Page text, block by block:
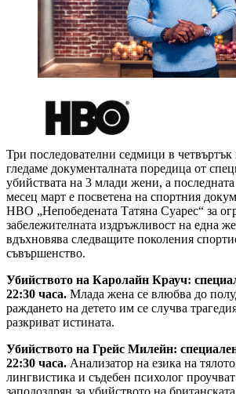
Три последователни седмици в
гледаме документалната поредица от
убийствата на 3 млади жени, а
месец март е посветена на спортния
HBO „Непобедената Татяна Суарес“ за
забележителната издръжливост на една
вдъхновява следващите поколения
съвършенство.
Убийството на Каролайн Крауч:
22:30 часа. Млада жена се влюбва до
раждането на детето им се случва
разкриват истината.
Убийството на Грейс Милейн:
22:30 часа. Анализатор на езика на
лингвистика и съдебен психолог